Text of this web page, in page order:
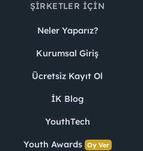
ŞIRKETLER İÇIN
Neler Yaparız?
Kurumsal Giriş
Ücretsiz Kayıt Ol
İK Blog
YouthTech
Youth Awards Oy Ver